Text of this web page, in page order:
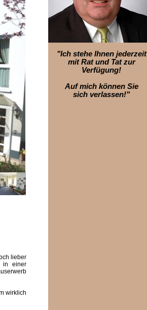
lieber
in einer
wirklich
"Ich stehe Ihnen jederzeit
mit Rat und Tat zur
Verfügung!
Auf mich können Sie
sich verlassen!"